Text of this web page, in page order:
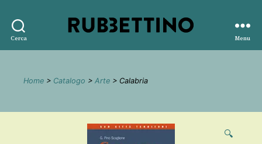
Cerca
editore
Menu
Home > Catalogo > Arte > Calabria
🔍